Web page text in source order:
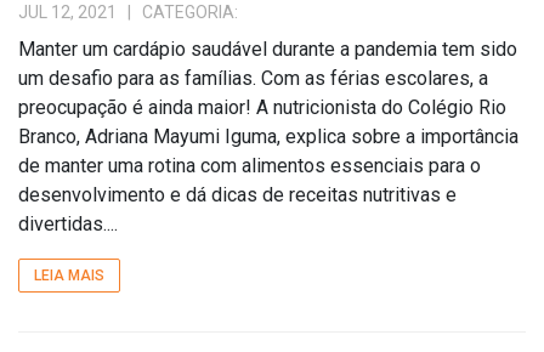
JUL 12, 2021 | CATEGORIA:
Manter um cardápio saudável durante a pandemia tem sido
um desafio para as famílias. Com as férias escolares, a
preocupação é ainda maior! A nutricionista do Colégio Rio
Branco, Adriana Mayumi Iguma, explica sobre a importância
de manter uma rotina com alimentos essenciais para o
desenvolvimento e dá dicas de receitas nutritivas e
divertidas....
LEIA MAIS